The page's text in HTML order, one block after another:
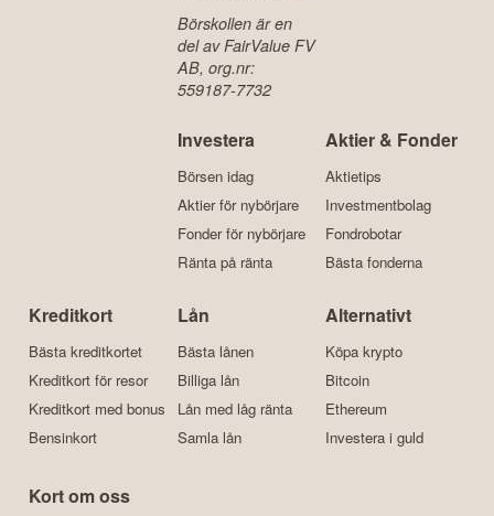
Börskollen är en
del av FairValue FV
AB, org.nr:
559187-7732
Investera
Börsen idag
Aktier för nybörjare
Fonder för nybörjare
Ränta på ränta
Aktier & Fonder
Aktietips
Investmentbolag
Fondrobotar
Bästa fonderna
Kreditkort
Bästa kreditkortet
Kreditkort för resor
Kreditkort med bonus
Bensinkort
Lån
Bästa lånen
Billiga lån
Lån med låg ränta
Samla lån
Alternativt
Köpa krypto
Bitcoin
Ethereum
Investera i guld
Kort om oss